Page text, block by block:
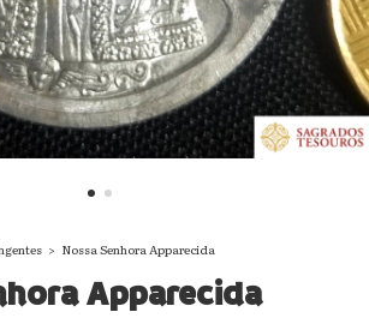
> Nossa Senhora Apparecida
Apparecida